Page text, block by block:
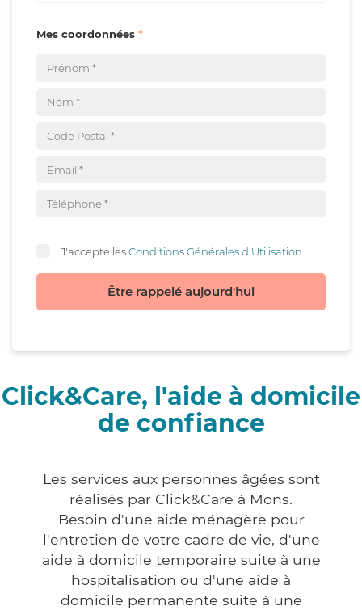
Mes coordonnées
J'accepte lesConditions Générales d'Utilisation
Être rappelé aujourd'hui
Click&Care, l'aide à domicile
de confiance
Les services aux personnes âgées sont
réalisés par Click&Care à Mons.
Besoin d'une aide ménagère pour
l'entretien de votre cadre de vie, d'une
aide à domicile temporaire suite à une
hospitalisation ou d'une aide à
domicile permanente suite à une